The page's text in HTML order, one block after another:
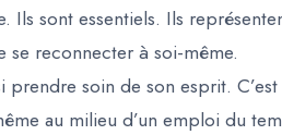
Ils sont essentiels. Ils
se reconnecter à soi-même.
prendre soin de son esprit.
au milieu d’un emploi du